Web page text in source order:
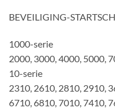
BEVEILIGING-
1000-serie
2000, 3000, 4000, 5000,
10-serie
2310, 2610, 2810, 2910,
6710, 6810, 7010, 7410,